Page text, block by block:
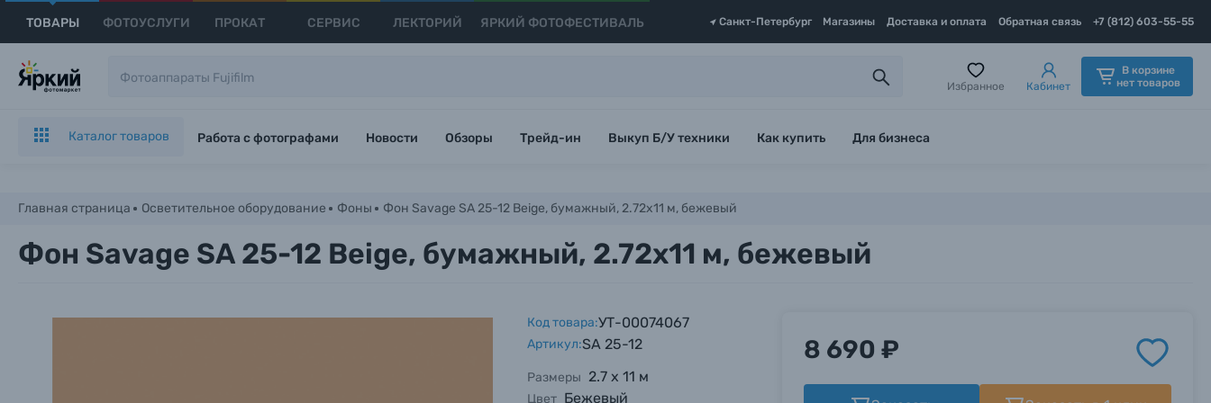
ТОВАРЫ ФОТОУСЛУГИ ПРОКАТ СЕРВИС ЛЕКТОРИЙ ЯРКИЙ ФОТОФЕСТИВАЛЬ Санкт-Петербург Магазины Доставка и оплата Обратная связь +7 (812) 603-55-55
Избранное Кабинет
В корзине
нет товаров
Каталог товаров Работа с фотографами Новости Обзоры Трейд-ин Выкуп Б/У техники Как купить Для бизнеса
Главная страница Осветительное оборудование Фоны Фон Savage SA 25-12 Beige, бумажный, 2.72x11 м, бежевый
Фон Savage SA 25-12 Beige, бумажный, 2.72x11 м, бежевый
Код товара:УТ-00074067
Артикул:SA 25-12
Размеры 2.7 х 11 м
Цвет Бежевый
8 690 ₽